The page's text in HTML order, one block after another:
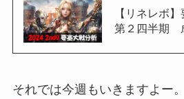
【リネレボ
第２四半期
それでは今週もいきますよー。